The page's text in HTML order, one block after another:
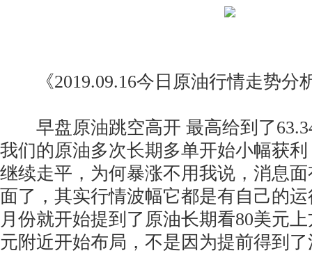
《2019.09.16今日原油行情走势分
早盘原油跳空高开 最高给到了
我们的原油多次长期多单开始小幅获
继续走平，为何暴涨不用我说，消息
面了，其实行情波幅它都是有自己的
月份就开始提到了原油长期看80美元
元附近开始布局，不是因为提前得到